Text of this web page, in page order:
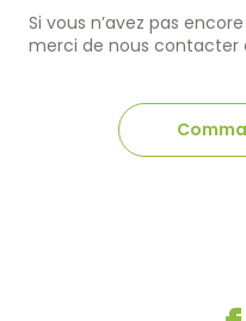
Si vous n’avez pas
merci de nous contacter
Tél+33 2 30 21 01 21E-